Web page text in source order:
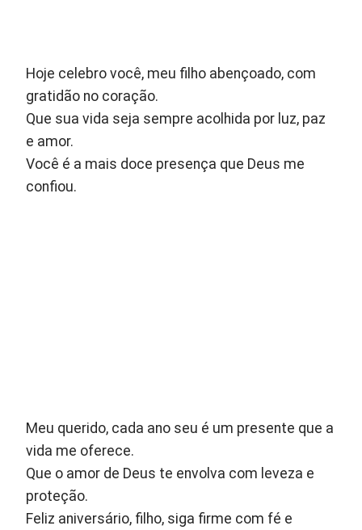
Hoje celebro você, meu filho abençoado, com
gratidão no coração.
Que sua vida seja sempre acolhida por luz, paz
e amor.
Você é a mais doce presença que Deus me
confiou.
Meu querido, cada ano seu é um presente que a
vida me oferece.
Que o amor de Deus te envolva com leveza e
proteção.
Feliz aniversário, filho, siga firme com fé e